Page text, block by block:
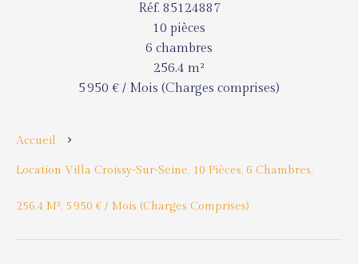
Réf. 85124887
10 pièces
6 chambres
256.4 m²
5 950 € / Mois (Charges comprises)
Accueil
Location Villa Croissy-Sur-Seine, 10 Pièces, 6 Chambres,
256.4 M², 5 950 € / Mois (Charges Comprises)